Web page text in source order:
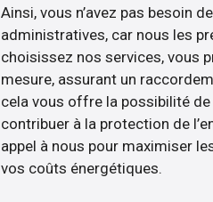
Ainsi, vous n’avez pas besoin
administratives, car nous les
choisissez nos services, vous
mesure, assurant un
cela vous offre la possibilité
contribuer à la protection de
appel à nous pour maximiser
vos coûts énergétiques.